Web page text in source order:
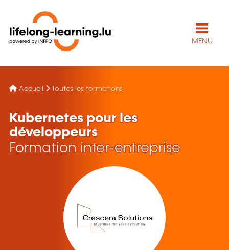
MENU
Accueil Toutes les formations
Kubernetes pour les
développeurs
Formation inter-entreprise